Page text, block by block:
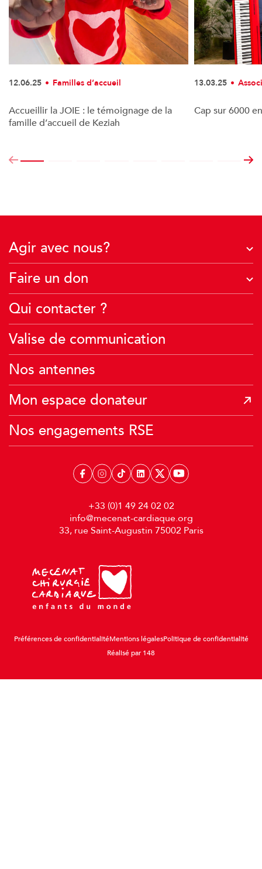
12.06.25 Familles d’accueil
Accueillir la JOIE : le témoignage de la
famille d’accueil de Keziah
13.03.25
Cap sur 6000
Agir avec nous?
J'agis avec mon entreprise
Je deviens famille d’accueil
Je crée une collecte
J’agis avec mon école
Faire un don
À quoi servent vos dons ?
Je fais un don financier
Je transmets mon patrimoine
Je donne mes Miles Air France
Qui contacter ?
Valise de communication
Nos antennes
Mon espace donateur
Nos engagements RSE
+33 (0)1 49 24 02 02
info@mecenat-cardiaque.org
33, rue Saint-Augustin 75002 Paris
Préférences de confidentialitéMentions légalesPolitique de confidentialité
Réalisé par 148